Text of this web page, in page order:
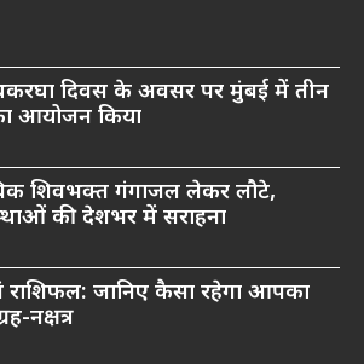
हथकरघा दिवस के अवसर पर मुंबई में तीन
आयोजन किया
शिवभक्त गंगाजल लेकर लौटे,
की देशभर में सराहना
जानिए कैसा रहेगा आपका
नक्षत्र